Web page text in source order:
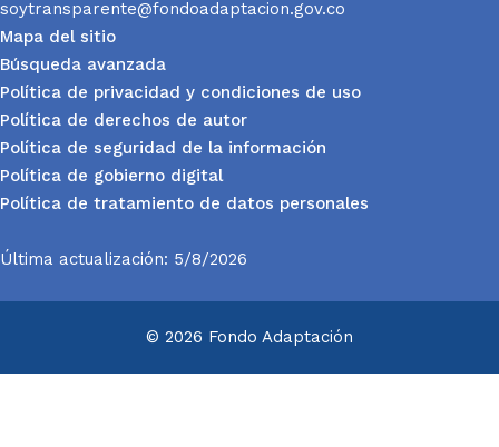
soytransparente@fondoadaptacion.gov.co
Mapa del sitio
Búsqueda avanzada
Política de privacidad y condiciones de uso
Política de derechos de autor
Política de seguridad de la información
Política de gobierno digital
Política de tratamiento de datos personales
Última actualización: 5/8/2026
© 2026 Fondo Adaptación